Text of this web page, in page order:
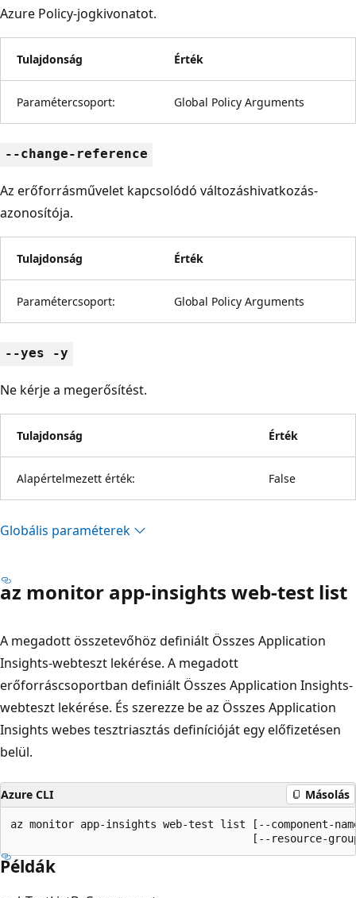
Azure Policy-jogkivonatot.
Tulajdonság Érték
Paramétercsoport: Global Policy Arguments
--change-reference
Az erőforrásművelet kapcsolódó változáshivatkozás-
azonosítója.
Tulajdonság Érték
Paramétercsoport: Global Policy Arguments
--yes -y
Ne kérje a megerősítést.
Tulajdonság Érték
Alapértelmezett érték: False
Globális paraméterek
az monitor app-insights web-test list
A megadott összetevőhöz definiált Összes Application
Insights-webteszt lekérése. A megadott
erőforráscsoportban definiált Összes Application Insights-
webteszt lekérése. És szerezze be az Összes Application
Insights webes tesztriasztás definícióját egy előfizetésen
belül.
Azure CLI Másolás
az monitor app-insights web-test list [--component-
[--resource-
Példák